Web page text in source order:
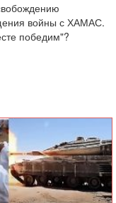
войны с ХАМАС.
победим"?